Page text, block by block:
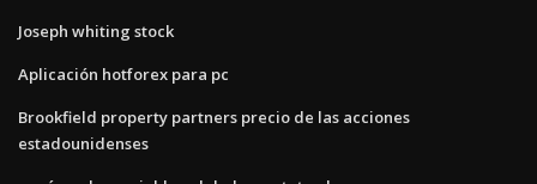
Joseph whiting stock
Aplicación hotforex para pc
Brookfield property partners precio de las acciones
estadounidenses